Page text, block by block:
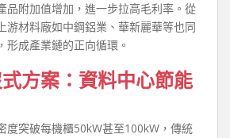
品附加值增加，進一步拉高毛利率。從
游材料廠如中鋼鋁業、華新麗華等也同
形成產業鏈的正向循環。
方案：資料中心節能
度突破每機櫃50kW甚至100kW，傳統